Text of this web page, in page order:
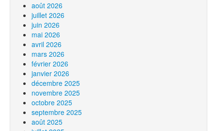
août 2026
juillet 2026
juin 2026
mai 2026
avril 2026
mars 2026
février 2026
janvier 2026
décembre 2025
novembre 2025
octobre 2025
septembre 2025
août 2025